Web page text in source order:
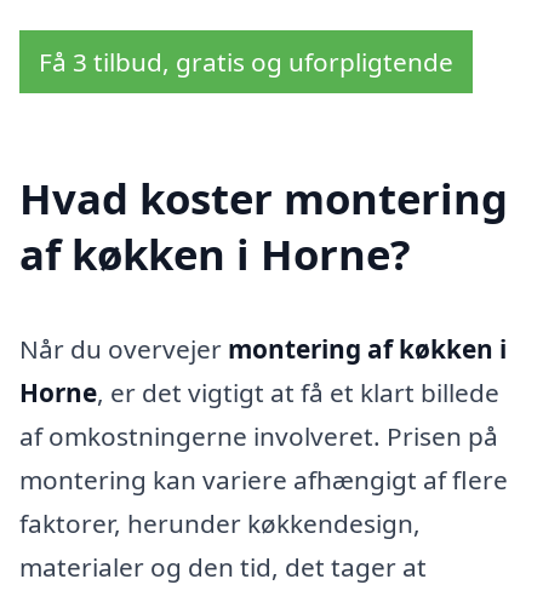
Få 3 tilbud, gratis og uforpligtende
Hvad koster montering
af køkken i Horne?
Når du overvejer montering af køkken i
Horne, er det vigtigt at få et klart billede
af omkostningerne involveret. Prisen på
montering kan variere afhængigt af flere
faktorer, herunder køkkendesign,
materialer og den tid, det tager at